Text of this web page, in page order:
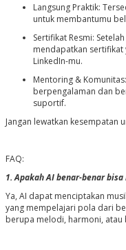
Langsung Praktik:
untuk membantumu
Sertifikat Resmi:
mendapatkan sertifikat
LinkedIn-mu.
Mentoring &
berpengalaman dan
suportif.
Jangan lewatkan kesempatan
FAQ:
1. Apakah AI benar-benar
Ya, AI dapat menciptakan
yang mempelajari pola dari
berupa melodi, harmoni, atau